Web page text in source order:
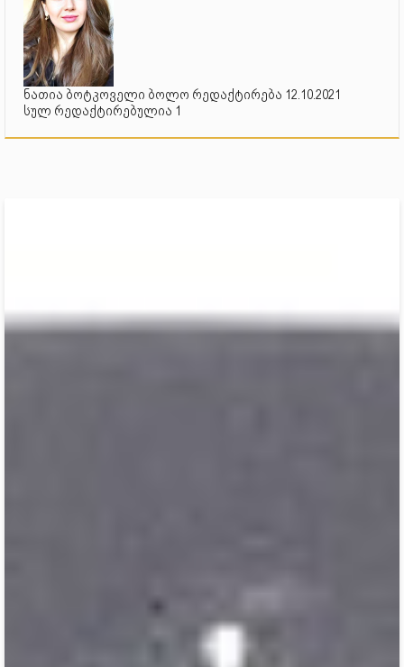
ნათია ბოტკოველი ბოლო რედაქტირება 12.10.2021
სულ რედაქტირებულია 1